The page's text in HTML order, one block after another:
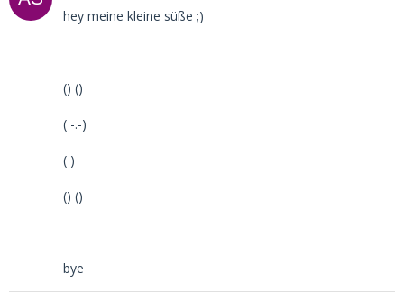
hey meine kleine süße ;)
() ()
( -.-)
( )
() ()
bye